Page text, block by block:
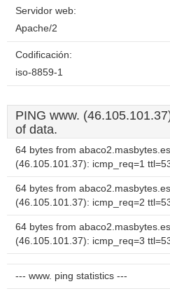
Servidor web:
Apache/2
Codificación:
iso-8859-1
PING www.
of data.
64 bytes from abaco2.masbytes.es
(46.105.101.37): icmp_req=1
64 bytes from abaco2.masbytes.es
(46.105.101.37): icmp_req=2
64 bytes from abaco2.masbytes.es
(46.105.101.37): icmp_req=3
--- www. ping statistics ---